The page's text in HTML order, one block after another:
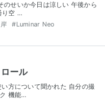
のせいか今日は涼しい 午後から
り空 …
#Luminar Neo
ール
方について聞かれた 自分の撮
機能…